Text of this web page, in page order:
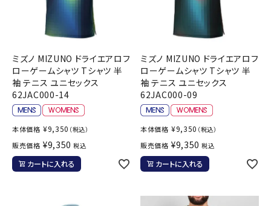
ミズノ MIZUNO ドライエアロフ
ローゲームシャツ Tシャツ 半
袖 テニス ユニセックス
62JAC000-14
本体価格 ¥9,350 （税込）
販売価格 ¥9,350 税込
カートに入れる
ミズノ MIZUNO ドライエアロフ
ローゲームシャツ Tシャツ 半
袖 テニス ユニセックス
62JAC000-09
本体価格 ¥9,350 （税込）
販売価格 ¥9,350 税込
カートに入れる